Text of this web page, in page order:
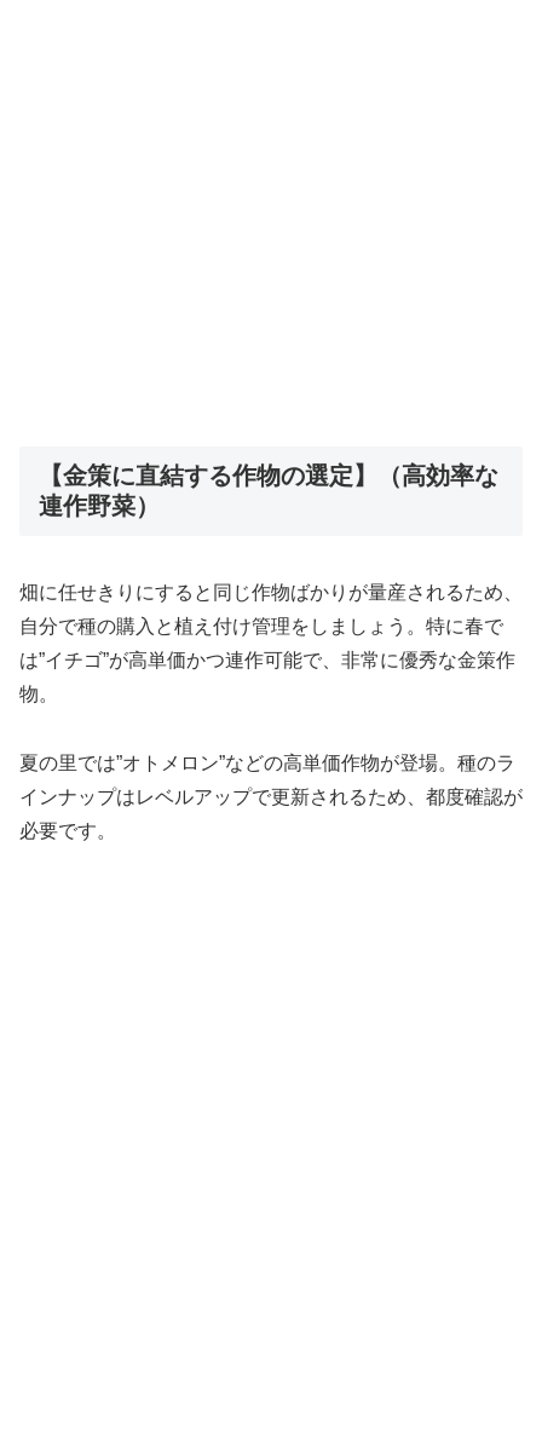
【金策に直結する作物の選定】（高効率な
連作野菜）
畑に任せきりにすると同じ作物ばかりが量産されるため、
自分で種の購入と植え付け管理をしましょう。特に春で
は”イチゴ”が高単価かつ連作可能で、非常に優秀な金策作
物。
夏の里では”オトメロン”などの高単価作物が登場。種のラ
インナップはレベルアップで更新されるため、都度確認が
必要です。